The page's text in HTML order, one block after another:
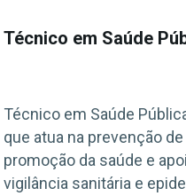
Técnico em Saúde
Técnico em Saúde
que atua na prevenção
promoção da saúde e
vigilância sanitária e